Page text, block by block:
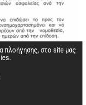
πλοήγησης, στο site μας